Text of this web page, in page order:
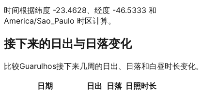
时间根据纬度 -23.4628、经度 -46.5333 和
America/Sao_Paulo 时区计算。
接下来的日出与日落变化
比较Guarulhos接下来几周的日出、日落和白昼时长变化。
日期 日出 日落 日照时长